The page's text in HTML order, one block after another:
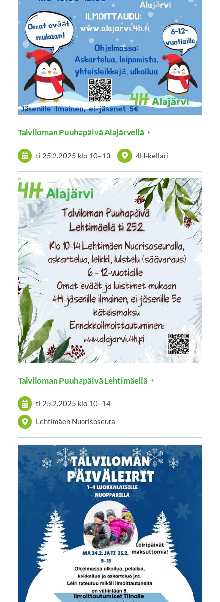
Talviloman Puuhapäivä Alajärvellä
ti 25.2.2025 klo 10–13 4H-kellari
Talviloman Puuhapäivä Lehtimäellä
ti 25.2.2025 klo 10–14
Lehtimäen Nuorisoseura